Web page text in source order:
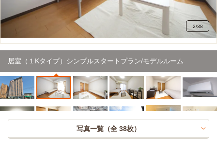
居室（１Kタイプ）シンプルスタートプラン/モデルルーム
2/38
写真一覧（全 38枚）